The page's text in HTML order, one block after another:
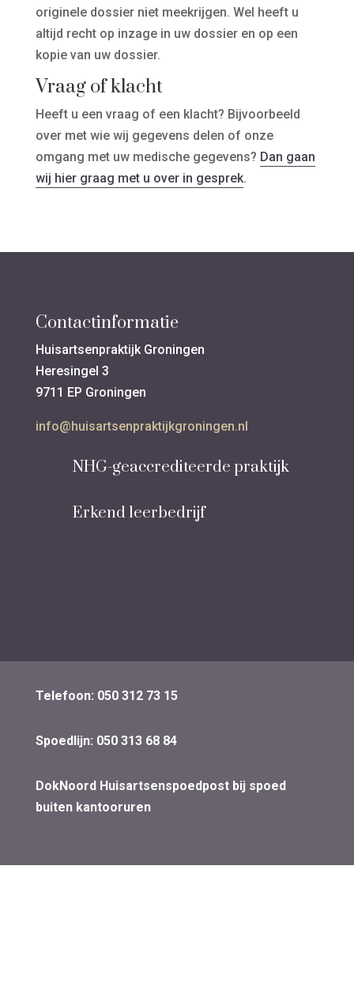
originele dossier niet meekrijgen. Wel heeft u
altijd recht op inzage in uw dossier en op een
kopie van uw dossier.
Vraag of klacht
Heeft u een vraag of een klacht? Bijvoorbeeld
over met wie wij gegevens delen of onze
omgang met uw medische gegevens? Dan gaan
wij hier graag met u over in gesprek.
Contactinformatie
Huisartsenpraktijk Groningen
Heresingel 3
9711 EP Groningen
info@huisartsenpraktijkgroningen.nl
NHG-geaccrediteerde praktijk
Erkend leerbedrijf
Telefoon: 050 312 73 15
Spoedlijn: 050 313 68 84
DokNoord Huisartsenspoedpost bij spoed
buiten kantooruren